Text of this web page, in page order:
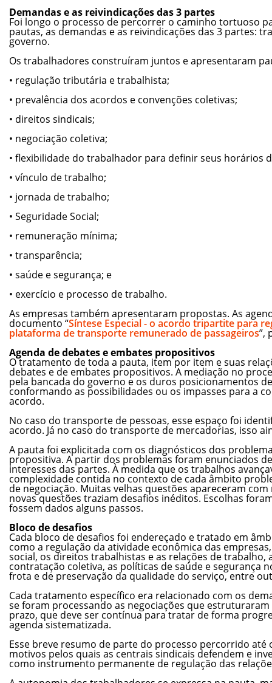
Demandas e as reivindicações das 3 partes
Foi longo o processo de percorrer o caminho tortuoso
pautas, as demandas e as reivindicações das 3 partes:
governo.
Os trabalhadores construíram juntos e apresentaram
• regulação tributária e trabalhista;
• prevalência dos acordos e convenções coletivas;
• direitos sindicais;
• negociação coletiva;
• flexibilidade do trabalhador para definir seus horários
• vínculo de trabalho;
• jornada de trabalho;
• Seguridade Social;
• remuneração mínima;
• transparência;
• saúde e segurança; e
• exercício e processo de trabalho.
As empresas também apresentaram propostas. As
documento “Síntese Especial - o acordo tripartite para
plataforma de transporte remunerado de passageiros”,
Agenda de debates e embates propositivos
O tratamento de toda a pauta, item por item e suas
debates e de embates propositivos. A mediação no
pela bancada do governo e os duros posicionamentos
conformando as possibilidades ou os impasses para a
acordo.
No caso do transporte de pessoas, esse espaço foi
acordo. Já no caso do transporte de mercadorias, isso
A pauta foi explicitada com os diagnósticos dos
propositiva. A partir dos problemas foram enunciados
interesses das partes. À medida que os trabalhos
complexidade contida no contexto de cada âmbito
de negociação. Muitas velhas questões apareceram
novas questões traziam desafios inéditos. Escolhas
fossem dados alguns passos.
Bloco de desafios
Cada bloco de desafios foi endereçado e tratado em
como a regulação da atividade econômica das
social, os direitos trabalhistas e as relações de trabalho,
contratação coletiva, as políticas de saúde e segurança
frota e de preservação da qualidade do serviço, entre
Cada tratamento específico era relacionado com os
se foram processando as negociações que
prazo, que deve ser contínua para tratar de forma
agenda sistematizada.
Esse breve resumo de parte do processo percorrido até
motivos pelos quais as centrais sindicais defendem e
como instrumento permanente de regulação das